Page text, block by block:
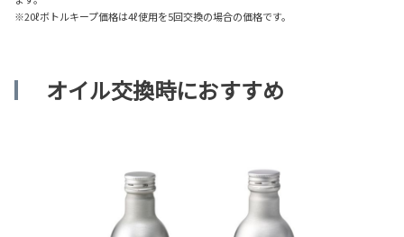
※20ℓボトルキープ価格は4ℓ使用を5回交換の場合の価格です。
オイル交換時におすすめ